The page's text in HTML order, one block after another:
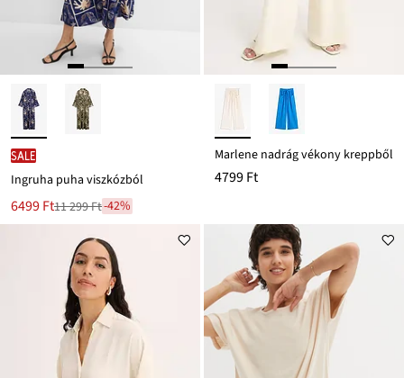
SALE
Ingruha puha viszkózból
Új
ár
6499 Ft
Leárazva11 299 Ft-42%
Marlene nadrág vékony kreppből
4799 Ft